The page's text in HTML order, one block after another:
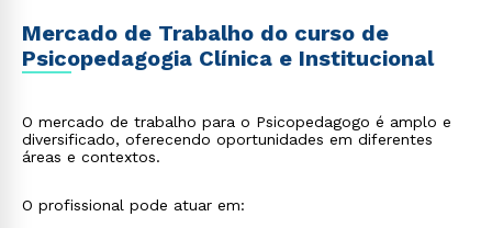
Mercado de Trabalho do curso de
Psicopedagogia Clínica e Institucional
O mercado de trabalho para o Psicopedagogo é amplo e
diversificado, oferecendo oportunidades em diferentes
áreas e contextos.
O profissional pode atuar em: